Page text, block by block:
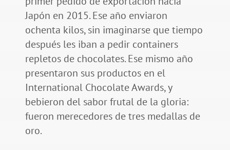
Japón en 2015. Ese año enviaron
ochenta kilos, sin imaginarse que tiempo
después les iban a pedir containers
repletos de chocolates. Ese mismo año
presentaron sus productos en el
International Chocolate Awards, y
bebieron del sabor frutal de la gloria:
fueron merecedores de tres medallas de
oro.